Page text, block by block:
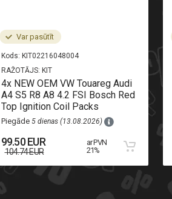
Var pasūtīt
Kods: KIT02216048004
RAŽOTĀJS: KIT
4x NEW OEM VW Touareg Audi
A4 S5 R8 A8 4.2 FSI Bosch Red
Top Ignition Coil Packs
Piegāde 5 dienas (13.08.2026)
99.50 EUR
104.74 EUR
ar PVN
21%